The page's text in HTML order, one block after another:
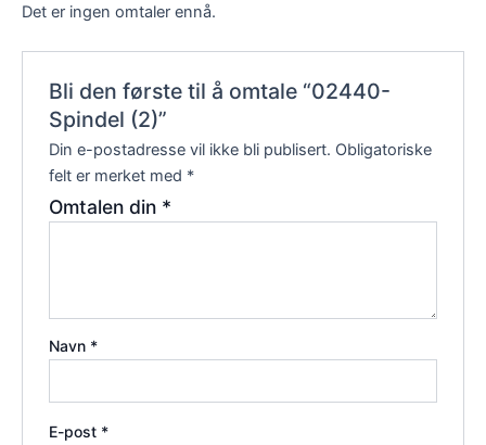
Det er ingen omtaler ennå.
Bli den første til å omtale “02440-
Spindel (2)”
Din e-postadresse vil ikke bli publisert. Obligatoriske
felt er merket med *
Omtalen din *
Navn *
E-post *